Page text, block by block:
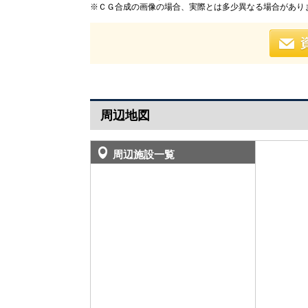
※ＣＧ合成の画像の場合、実際とは多少異なる場合があり
周辺地図
周辺施設一覧